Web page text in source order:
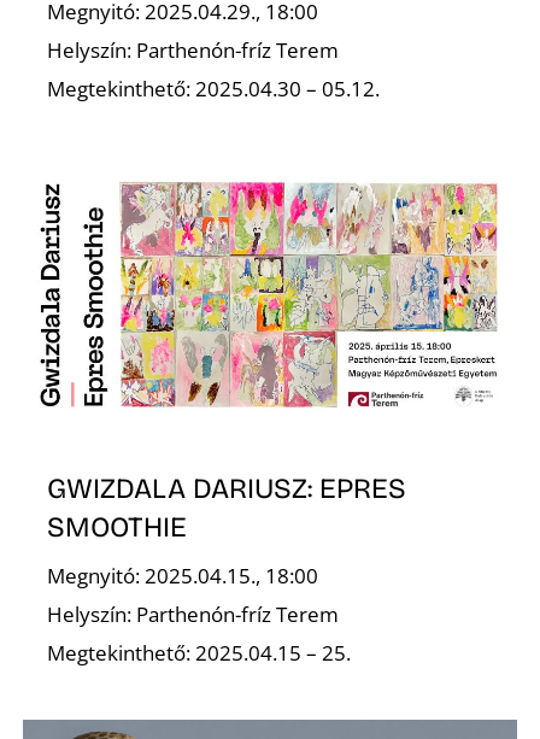
Megnyitó: 2025.04.29., 18:00
Helyszín: Parthenón-fríz Terem
Megtekinthető: 2025.04.30 – 05.12.
GWIZDALA DARIUSZ: EPRES
SMOOTHIE
Megnyitó: 2025.04.15., 18:00
Helyszín: Parthenón-fríz Terem
Megtekinthető: 2025.04.15 – 25.